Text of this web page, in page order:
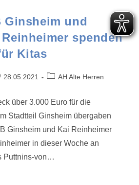
Ginsheim und
spenden
Kitas
28.05.2021 AH Alte Herren
über 3.000 Euro für die
Stadtteil Ginsheim übergaben
Ginsheim und Kai Reinheimer
in dieser Woche an
Puttnins-von…